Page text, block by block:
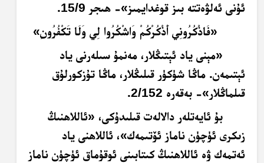
ئۇنى ئەلۋەتتە بىز قوغدايمىز»- ھىجر 15/9.
«فَاذْكُرُونِي أَذْكُرْكُمْ وَاشْكُرُوا لِي وَلَا تَكْفُرُونِ»
«مېنى ياد ئېتىڭلار، مەنمۇ سىلەرنى ياد
ئېتىمەن. ماڭا شۈكۈر قىلىڭلار، ماڭا تۇزكورلۇق
قىلماڭلار»- بەقەرە 2/152.
بۇ ئايەتلەر دالالەت قىلىدۇكى، «ئاللاھنىڭ
زىكرى ئۈچۈن ناماز ئۆتىمەك»، ئاللاھنى ياد
ئەتمەك ۋە ئاللاھنىڭ كىتابىنى ئوقۇماق ئۈچۈن ناماز